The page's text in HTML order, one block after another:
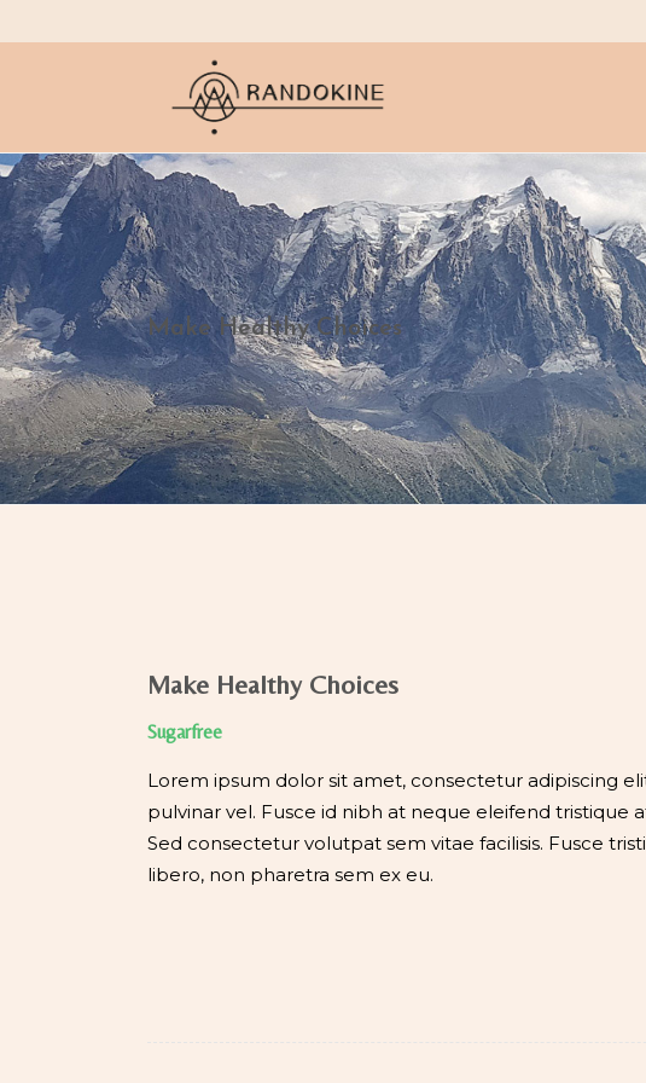
Make Healthy Choices
Make Healthy Choices
Sugarfree
Lorem ipsum dolor sit amet, consectetur adipiscing
pulvinar vel. Fusce id nibh at neque eleifend tristique
Sed consectetur volutpat sem vitae facilisis. Fusce
libero, non pharetra sem ex eu.